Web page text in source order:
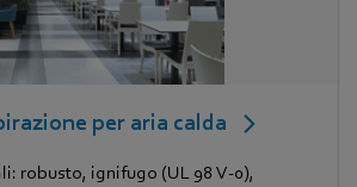
per aria calda
robusto, ignifugo (UL 98 V-0),